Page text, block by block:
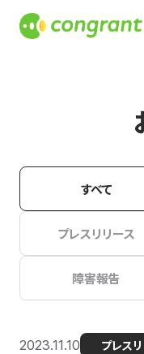
すべて
プレスリリース
障害報告
2023.11.10 プレス